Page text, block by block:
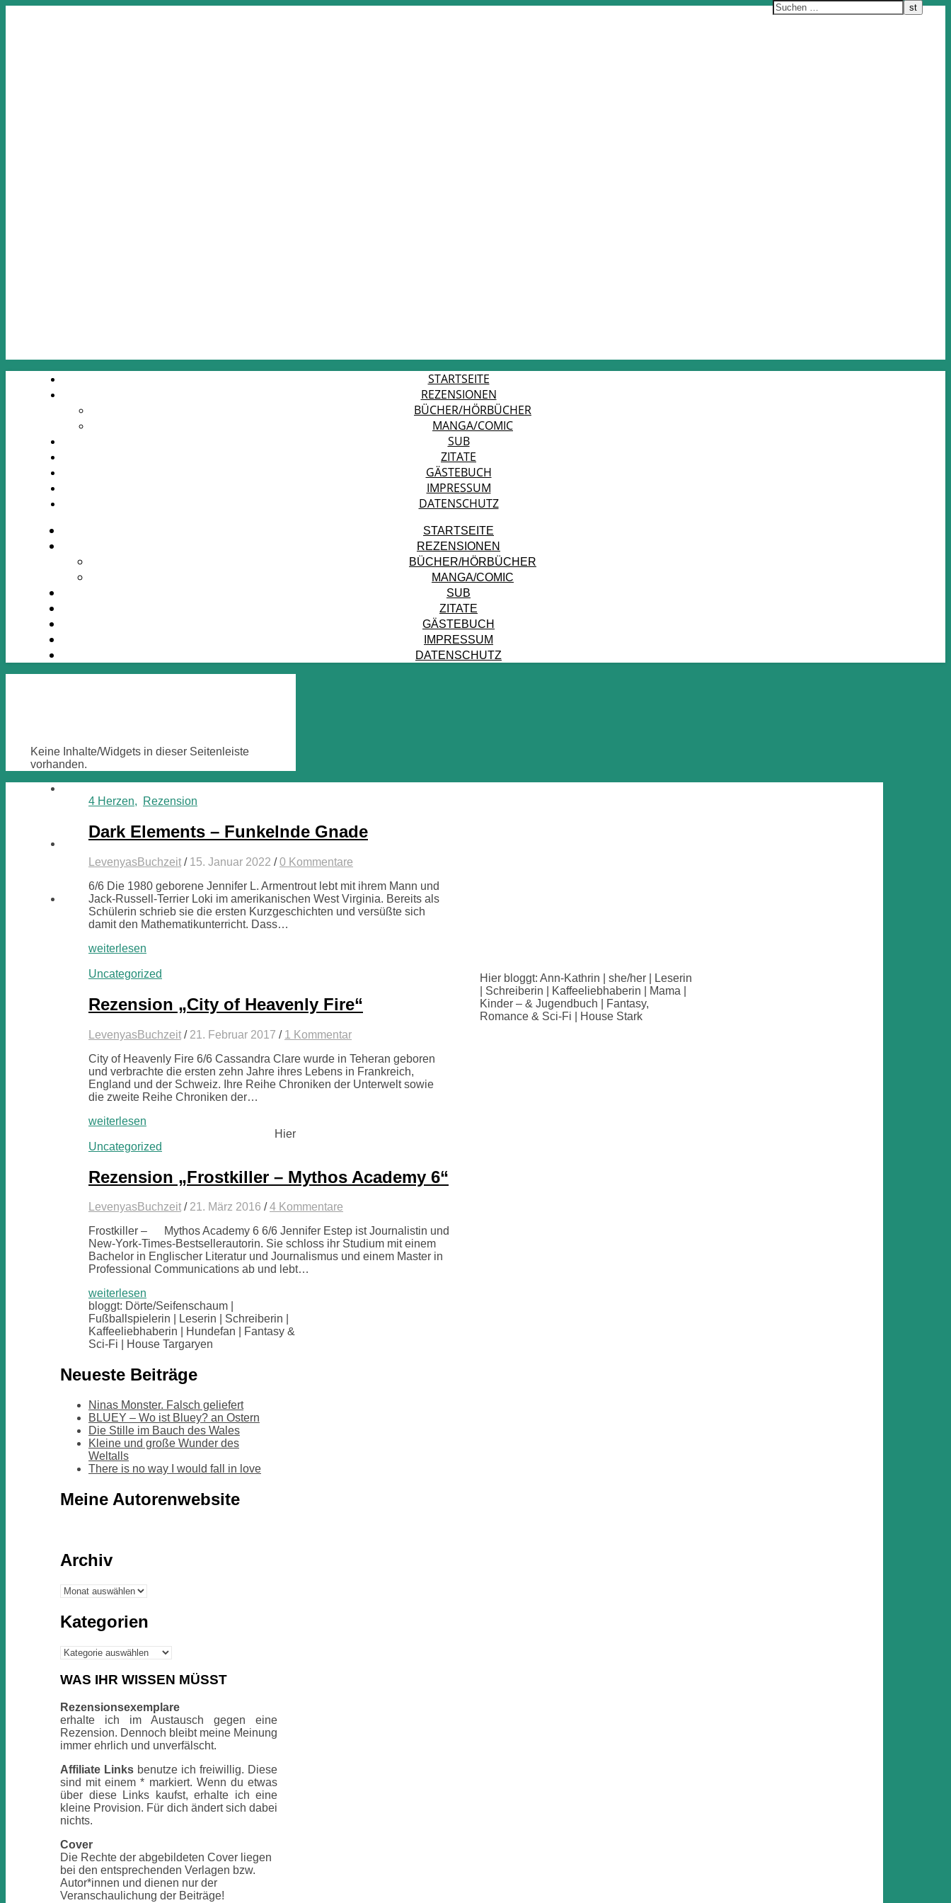
STARTSEITE
REZENSIONEN
BÜCHER/HÖRBÜCHER
MANGA/COMIC
SUB
ZITATE
GÄSTEBUCH
IMPRESSUM
DATENSCHUTZ
STARTSEITE
REZENSIONEN
BÜCHER/HÖRBÜCHER
MANGA/COMIC
SUB
ZITATE
GÄSTEBUCH
IMPRESSUM
DATENSCHUTZ
Keine Inhalte/Widgets in dieser Seitenleiste
vorhanden.
4 Herzen, Rezension
Dark Elements – Funkelnde Gnade
LevenyasBuchzeit / 15. Januar 2022 / 0 Kommentare
6/6 Die 1980 geborene Jennifer L. Armentrout lebt mit ihrem Mann und
Jack-Russell-Terrier Loki im amerikanischen West Virginia. Bereits als
Schülerin schrieb sie die ersten Kurzgeschichten und versüßte sich
damit den Mathematikunterricht. Dass…
weiterlesen
Uncategorized
Rezension „City of Heavenly Fire“
LevenyasBuchzeit / 21. Februar 2017 / 1 Kommentar
City of Heavenly Fire 6/6 Cassandra Clare wurde in Teheran geboren
und verbrachte die ersten zehn Jahre ihres Lebens in Frankreich,
England und der Schweiz. Ihre Reihe Chroniken der Unterwelt sowie
die zweite Reihe Chroniken der…
weiterlesen
Uncategorized
Rezension „Frostkiller – Mythos Academy 6“
LevenyasBuchzeit / 21. März 2016 / 4 Kommentare
Frostkiller – Mythos Academy 6 6/6 Jennifer Estep ist Journalistin und
New-York-Times-Bestsellerautorin. Sie schloss ihr Studium mit einem
Bachelor in Englischer Literatur und Journalismus und einem Master in
Professional Communications ab und lebt…
weiterlesen
Hier bloggt: Ann-Kathrin | she/her | Leserin
| Schreiberin | Kaffeeliebhaberin | Mama |
Kinder – & Jugendbuch | Fantasy,
Romance & Sci-Fi | House Stark
Hier
bloggt: Dörte/Seifenschaum |
Fußballspielerin | Leserin | Schreiberin |
Kaffeeliebhaberin | Hundefan | Fantasy &
Sci-Fi | House Targaryen
Neueste Beiträge
Ninas Monster. Falsch geliefert
BLUEY – Wo ist Bluey? an Ostern
Die Stille im Bauch des Wales
Kleine und große Wunder des
Weltalls
There is no way I would fall in love
Meine Autorenwebsite
Archiv
Archiv
Kategorien
Kategorien
WAS IHR WISSEN MÜSST
Rezensionsexemplare
erhalte ich im Austausch gegen eine
Rezension. Dennoch bleibt meine Meinung
immer ehrlich und unverfälscht.
Affiliate Links benutze ich freiwillig. Diese
sind mit einem * markiert. Wenn du etwas
über diese Links kaufst, erhalte ich eine
kleine Provision. Für dich ändert sich dabei
nichts.
Cover
Die Rechte der abgebildeten Cover liegen
bei den entsprechenden Verlagen bzw.
Autor*innen und dienen nur der
Veranschaulichung der Beiträge!